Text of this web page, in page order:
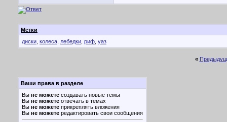
Метки
диски колеса лебедки риф уаз
«
Ваши права в разделе
Вы не можете создавать новые темы
Вы не можете отвечать в темах
Вы не можете прикреплять вложения
Вы не можете редактировать свои сообщения